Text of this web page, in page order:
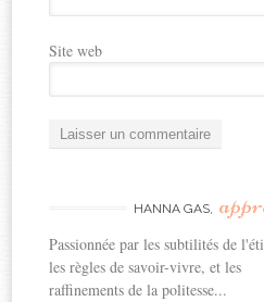
Site web
HANNA GAS,
Passionnée par les subtilités de
les règles de savoir-vivre, et les
raffinements de la politesse...